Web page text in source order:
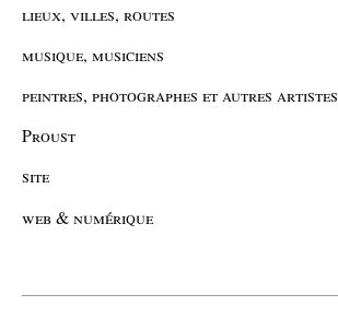
lieux, villes, routes
musique, musiciens
peintres, photographes et autres artistes
Proust
site
web & numérique